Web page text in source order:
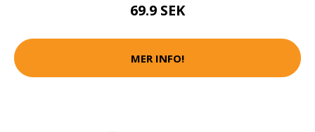
69.9 SEK
MER INFO!